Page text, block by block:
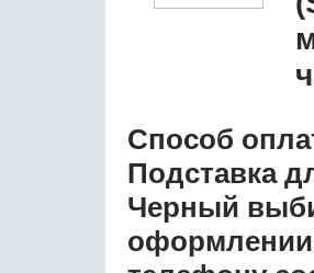
Способ
Подставка
Черный
оформлении